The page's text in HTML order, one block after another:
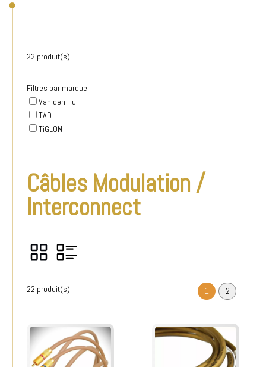
22 produit(s)
Filtres par marque :
Van den Hul
TAD
TiGLON
Câbles Modulation /
Interconnect
22 produit(s) 1 2